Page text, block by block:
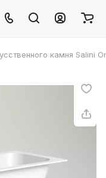
камня Salini